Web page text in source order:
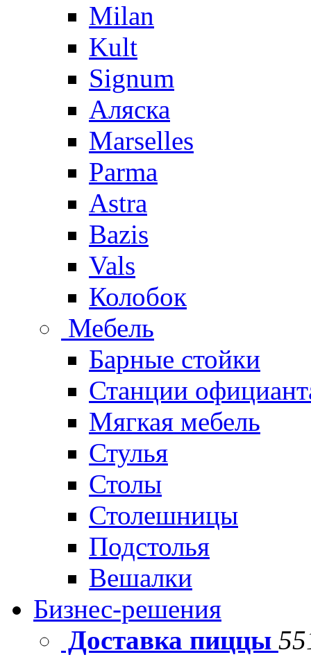
Milan
Kult
Signum
Аляска
Marselles
Parma
Astra
Bazis
Vals
Колобок
Мебель
Барные стойки
Станции
Мягкая мебель
Стулья
Столы
Столешницы
Подстолья
Вешалки
Бизнес-решения
Доставка пиццы